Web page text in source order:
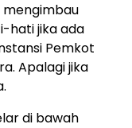
mengimbau
hati jika ada
Pemkot
Apalagi jika
di bawah